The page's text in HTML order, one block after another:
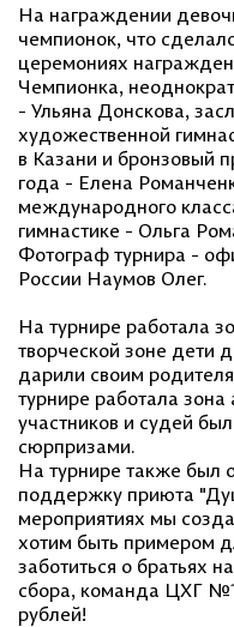
На награждении
чемпионок, что
церемониях
Чемпионка,
- Ульяна Донскова,
художественной
в Казани и бронзовый
года - Елена
международного
гимнастике - Ольга
Фотограф турнира -
России Наумов Олег.
На турнире работала
творческой зоне дети
дарили своим
турнире работала
участников и судей
сюрпризами.
На турнире также был
поддержку приюта
мероприятиях мы
хотим быть примером
заботиться о братьях
сбора, команда ЦХГ
рублей!